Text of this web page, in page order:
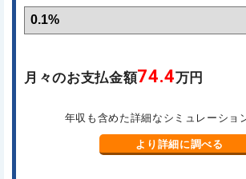
月々のお支払金額74.4万円
年収も含めた詳細なシミュレーショ
より詳細に調べる